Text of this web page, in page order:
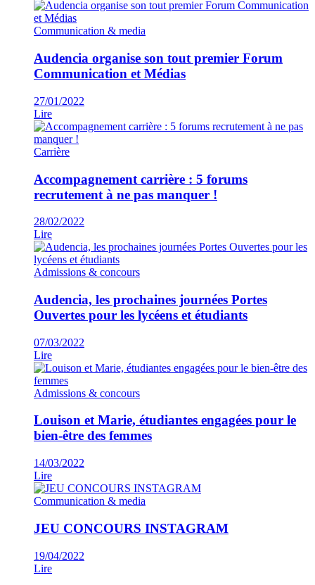
Communication & media
Audencia organise son tout premier Forum
Communication et Médias
27/01/2022
Lire
Carrière
Accompagnement carrière : 5 forums
recrutement à ne pas manquer !
28/02/2022
Lire
Admissions & concours
Audencia, les prochaines journées Portes
Ouvertes pour les lycéens et étudiants
07/03/2022
Lire
Admissions & concours
Louison et Marie, étudiantes engagées pour le
bien-être des femmes
14/03/2022
Lire
Communication & media
JEU CONCOURS INSTAGRAM
19/04/2022
Lire